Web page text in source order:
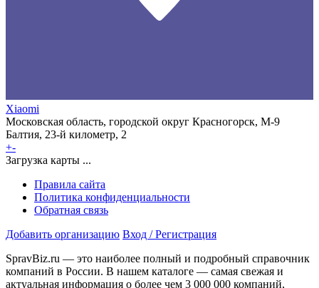
Xiaomi
Московская область, городской округ Красногорск, М-9
Балтия, 23-й километр, 2
+-
Загрузка карты ...
Правила сайта
Политика конфиденциальности
Обратная связь
Добавить организацию Вход / Регистрация
SpravBiz.ru — это наиболее полный и подробный справочник
компаний в России. В нашем каталоге — самая свежая и
актуальная информация о более чем 3 000 000 компаний,